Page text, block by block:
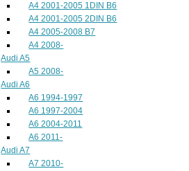
A4 2001-2005 1DIN B6
A4 2001-2005 2DIN B6
A4 2005-2008 B7
A4 2008-
Audi A5
A5 2008-
Audi A6
A6 1994-1997
A6 1997-2004
A6 2004-2011
A6 2011-
Audi A7
A7 2010-